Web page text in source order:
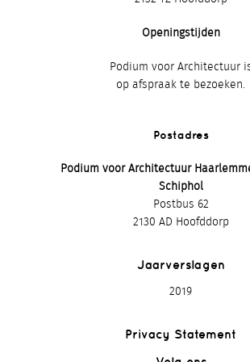
Openingstijden
Podium voor Architectuur
op afspraak te bezoeken.
Postadres
Podium voor Architectuur
Schiphol
Postbus 62
2130 AD Hoofddorp
Jaarverslagen
2019
Privacy Statement